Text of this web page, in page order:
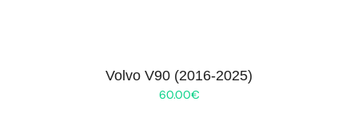
Volvo V90 (2016-2025)
60.00€